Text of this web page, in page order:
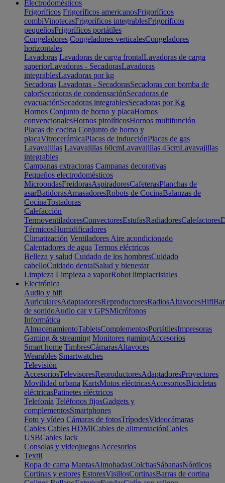
Electrodomésticos
Frigoríficos Frigoríficos americanosFrigoríficos
combiVinotecasFrigoríficos integrablesFrigoríficos
pequeñosFrigoríficos portátiles
Congeladores Congeladores verticalesCongeladores
horizontales
Lavadoras Lavadoras de carga frontalLavadoras de carga
superiorLavadoras - SecadorasLavadoras
integrablesLavadoras por kg
Secadoras Lavadoras - SecadorasSecadoras con bomba de
calorSecadoras de condensaciónSecadoras de
evacuaciónSecadoras integrablesSecadoras por Kg
Hornos Conjunto de horno y placaHornos
convencionalesHornos pirolíticosHornos multifunción
Placas de cocina Conjunto de horno y
placaVitrocerámicaPlacas de inducciónPlacas de gas
Lavavajillas Lavavajillas 60cmLavavajillas 45cmLavavajillas
integrables
Campanas extractoras Campanas decorativas
Pequeños electrodomésticos
MicroondasFreidorasAspiradoresCafeterasPlanchas de
asarBatidorasAmasadoresRobots de CocinaBalanzas de
CocinaTostadoras
Calefacción
TermoventiladoresConvectoresEstufasRadiadoresCalefactores
TérmicosHumidificadores
Climatización Ventiladores Aire acondicionado
Calentadores de agua Termos eléctricos
Belleza y salud Cuidado de los hombresCuidado
cabelloCuidado dentalSalud y bienestar
Limpieza Limpieza a vaporRobot limpiacristales
Electrónica
Audio y hifi
AuricularesAdaptadoresReproductoresRadiosAltavocesHifi
de sonidoAudio car y GPSMicrófonos
Informática
AlmacenamientoTabletsComplementosPortátilesImpresoras
Gaming & streaming Monitores gamingAccesorios
Smart home TimbresCámarasAltavoces
Wearables Smartwatches
Televisión
AccesoriosTelevisoresReproductoresAdaptadoresProyectores
Movilidad urbana KartsMotos eléctricasAccesoriosBicicletas
eléctricasPatinetes eléctricos
Telefonía Teléfonos fijosGadgets y
complementosSmartphones
Foto y vídeo Cámaras de fotosTrípodesVideocámaras
Cables Cables HDMICables de alimentaciónCables
USBCables Jack
Consolas y videojuegos Accesorios
Textil
Ropa de cama MantasAlmohadasColchasSábanasNórdicos
Cortinas y estores EstoresVisillosCortinasBarras de cortina